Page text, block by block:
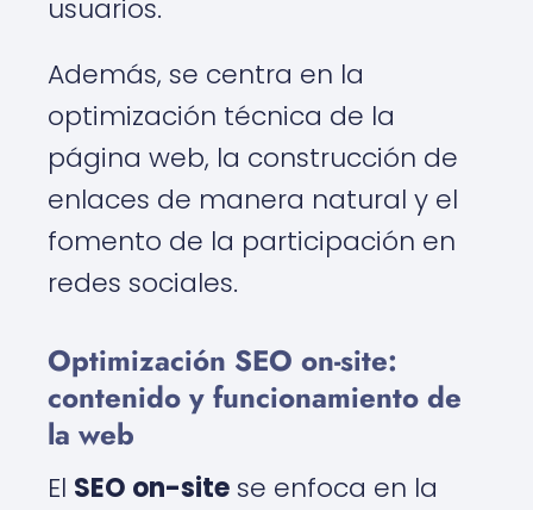
usuarios.
Además, se centra en la
optimización técnica de la
página web, la construcción de
enlaces de manera natural y el
fomento de la participación en
redes sociales.
Optimización SEO on-site:
contenido y funcionamiento de
la web
El SEO on-sitese enfoca en la